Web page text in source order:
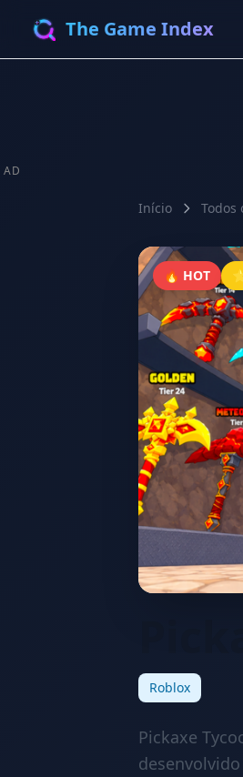
The Game Index
AD
Início Todos
🔥 HOT
Roblox
Pickaxe